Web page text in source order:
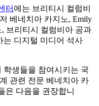
터 에는 브리티시 컬럼비
베네치아 카지노, Emily
브리티시 컬럼비아 공과
는 디지털 미디어 석사
생들을 참여시키는 국
관련 전문 베네치아 카
은 다음을 권장합니